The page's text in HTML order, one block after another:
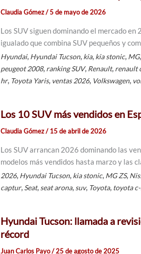
Claudia Gómez/5 de mayo de 2026
Los SUV siguen dominando el mercado
igualado que combina SUV pequeños y
Hyundai, Hyundai Tucson, kia, kia stonic, MG,
peugeot 2008, ranking SUV, Renault, renault
hr, Toyota Yaris, ventas 2026, Volkswagen,
Los 10 SUV más vendidos en
Claudia Gómez/15 de abril de 2026
Los SUV arrancan 2026 dominando las
modelos más vendidos hasta marzo y las
2026, Hyundai Tucson, kia stonic, MG ZS,
captur, Seat, seat arona, suv, Toyota, toyota
Hyundai Tucson: llamada a
récord
Juan Carlos Payo/25 de agosto de 2025